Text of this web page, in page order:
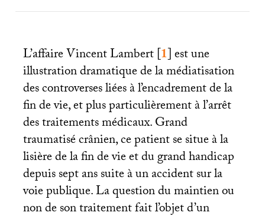
L’affaire Vincent Lambert[1]est une
illustration dramatique de la médiatisation
des controverses liées à l’encadrement de la
fin de vie, et plus particulièrement à l’arrêt
des traitements médicaux. Grand
traumatisé crânien, ce patient se situe à la
lisière de la fin de vie et du grand handicap
depuis sept ans suite à un accident sur la
voie publique. La question du maintien ou
non de son traitement fait l’objet d’un